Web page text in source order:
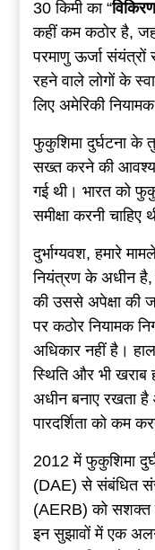
30 किमी का “विकिरण
कहीं कम कठोर है,
परमाणु ऊर्जा
रहने वाले लोगों के
लिए अमेरिकी नियामक
फुकुशिमा दुर्घटना के
सख्त करने की
गई थी। भारत को
समीक्षा करनी
दुर्भाग्यवश, हमारे
नियंत्रण के अधीन है,
की उससे अपेक्षा की
पर कठोर नियामक
अधिकार नहीं है।
स्थिति और भी
अधीन बनाए रखता
पारदर्शिता को कम
2012 में फुकुशिमा
(DAE) से संबंधित
(AERB) को सशक्त
इन सुझावों में एक